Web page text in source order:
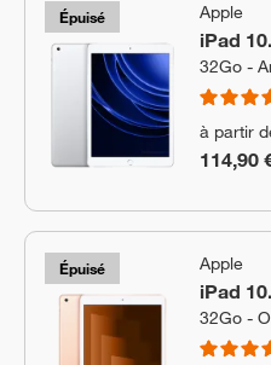
Épuisé Apple
iPad
32Go -
à partir
114,90
Épuisé Apple
iPad
32Go -